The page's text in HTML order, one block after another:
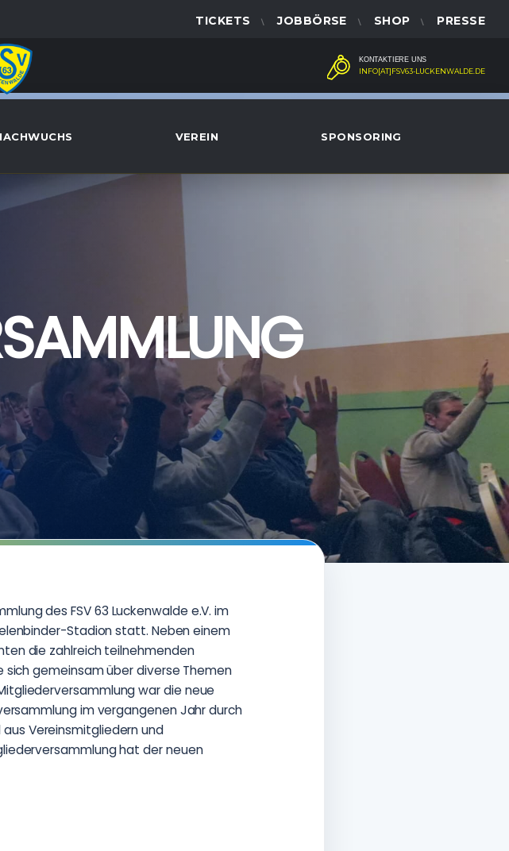
TICKETS JOBBÖRSE SHOP PRESSE
KONTAKTIERE UNS
INFO[AT]FSV63-LUCKENWALDE.DE
VEREIN SPONSORING
des FSV 63 Luckenwalde e.V. im
Stadion statt. Neben einem
die zahlreich teilnehmenden
sich gemeinsam über diverse Themen
war die neue
im vergangenen Jahr durch
Vereinsmitgliedern und
hat der neuen